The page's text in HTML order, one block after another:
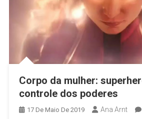
Corpo da mulher:
controle dos poderes
17 De Maio De 2019 Ana Arnt